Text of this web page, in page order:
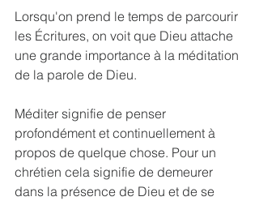
Lorsqu'on prend le temps de parcourir
les Écritures, on voit que Dieu attache
une grande importance à la méditation
de la parole de Dieu.
Méditer signifie de penser
profondément et continuellement à
propos de quelque chose. Pour un
chrétien cela signifie de demeurer
dans la présence de Dieu et de se